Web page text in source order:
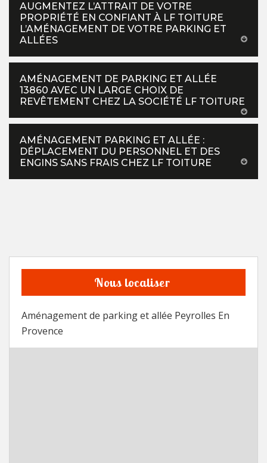
AUGMENTEZ L’ATTRAIT DE VOTRE
PROPRIÉTÉ EN CONFIANT À LF TOITURE
L’AMÉNAGEMENT DE VOTRE PARKING ET
ALLÉES
AMÉNAGEMENT DE PARKING ET ALLÉE
13860 AVEC UN LARGE CHOIX DE
REVÊTEMENT CHEZ LA SOCIÉTÉ LF TOITURE
AMÉNAGEMENT PARKING ET ALLÉE :
DÉPLACEMENT DU PERSONNEL ET DES
ENGINS SANS FRAIS CHEZ LF TOITURE
Nous localiser
Aménagement de parking et allée Peyrolles En
Provence